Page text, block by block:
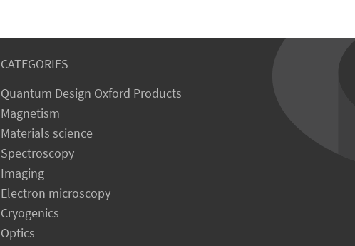
CATEGORIES
Quantum Design Oxford Products
Magnetism
Materials science
Spectroscopy
Imaging
Electron microscopy
Cryogenics
Optics